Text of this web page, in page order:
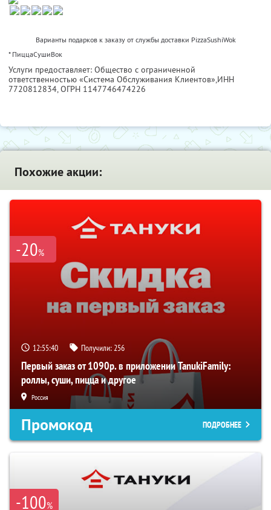
Варианты подарков к заказу от службы доставки PizzaSushiWok
* ПиццаСушиВок
Услуги предоставляет: Общество с ограниченной
ответственностью «Система Обслуживания Клиентов»,ИНН
7720812834, ОГРН 1147746474226
Похожие акции:
-20%
12:55:40 Получили:256
Первый заказ от 1090р. в приложении TanukiFamily:
роллы, суши, пицца и другое
Россия
Промокод ПОДРОБНЕЕ
-100%